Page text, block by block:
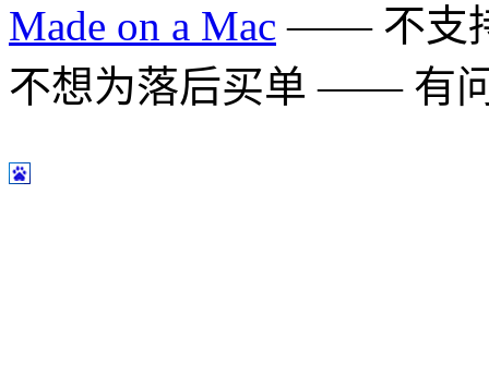
Made on a Mac —— 不支
不想为落后买单 —— 有